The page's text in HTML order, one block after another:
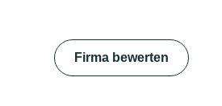
Firma bewerten